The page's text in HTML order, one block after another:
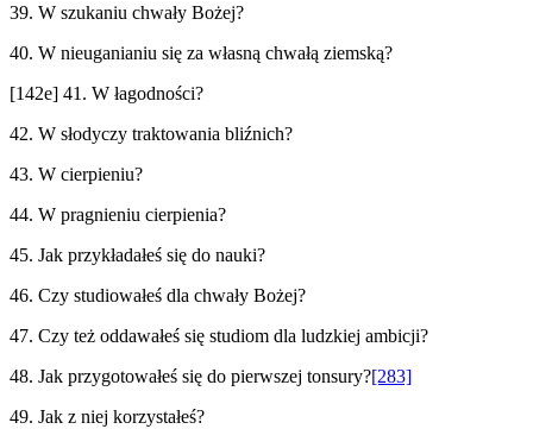
39. W szukaniu chwały Bożej?
40. W nieuganianiu się za własną chwałą ziemską?
[142e] 41. W łagodności?
42. W słodyczy traktowania bliźnich?
43. W cierpieniu?
44. W pragnieniu cierpienia?
45. Jak przykładałeś się do nauki?
46. Czy studiowałeś dla chwały Bożej?
47. Czy też oddawałeś się studiom dla ludzkiej ambicji?
48. Jak przygotowałeś się do pierwszej tonsury?[283]
49. Jak z niej korzystałeś?